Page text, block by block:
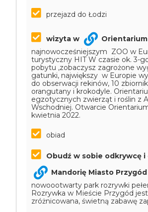
przejazd do Łodzi
wizyta w
najnowocześniejszym ZOO w
turystyczny HITW czasie ok. 3-
pobytu ,zobaczysz zagrożone
gatunki, największy w Europie
do obserwacji rekinów, 10
orangutany i krokodyle.
egzotycznych zwierząt i roślin z
Wschodniej. Otwarcie
kwietnia 2022.
obiad
Obudź w sobie odkrywcę
Mandorię Miasto Przygód
nowoootwarty park rozrywki
Rozrywka w Mieście Przygód
zróżnicowana, świetną zabawę